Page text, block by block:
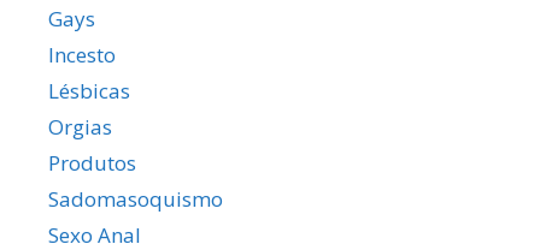
Gays
Incesto
Lésbicas
Orgias
Produtos
Sadomasoquismo
Sexo Anal